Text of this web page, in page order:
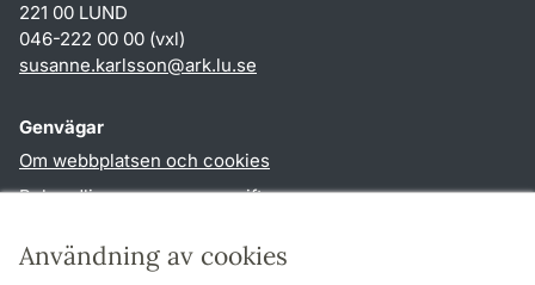
Användning av cookies
221 00 LUND
046-222 00 00 (vxl)
susanne.karlsson@ark.lu.se
Genvägar
Om webbplatsen och cookies
Behandling av personuppgifter
TYPO3-login